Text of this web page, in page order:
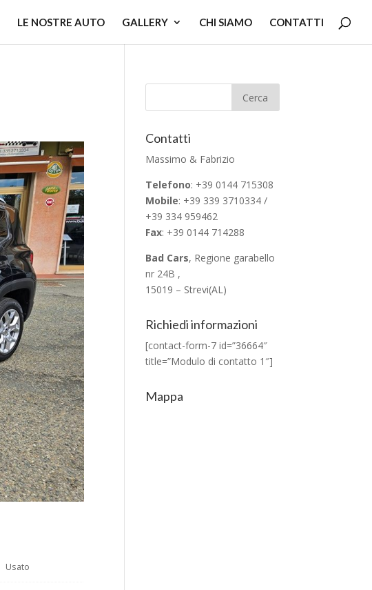
LE NOSTRE AUTO GALLERY CHI SIAMO CONTATTI
Usato
Contatti
Massimo & Fabrizio
Telefono: +39 0144 715308
Mobile: +39 339 3710334 /
+39 334 959462
Fax: +39 0144 714288
Bad Cars, Regione garabello
nr 24B ,
15019 – Strevi(AL)
Richiedi informazioni
[contact-form-7 id=”36664″
title=”Modulo di contatto 1″]
Mappa